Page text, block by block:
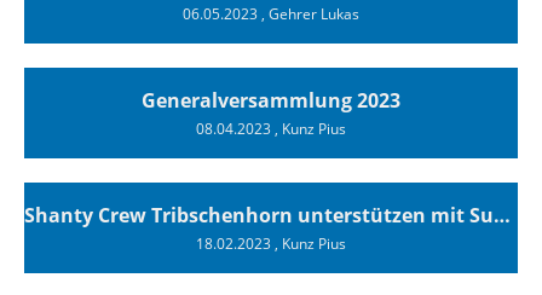
06.05.2023, Gehrer Lukas
Generalversammlung 2023
08.04.2023, Kunz Pius
Shanty Crew Tribschenhorn unterstützen mit Support Culture Bons!
18.02.2023, Kunz Pius